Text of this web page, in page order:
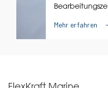
Mehr erfahren